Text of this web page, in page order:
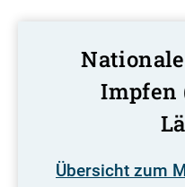
Impfen
Übersicht zum